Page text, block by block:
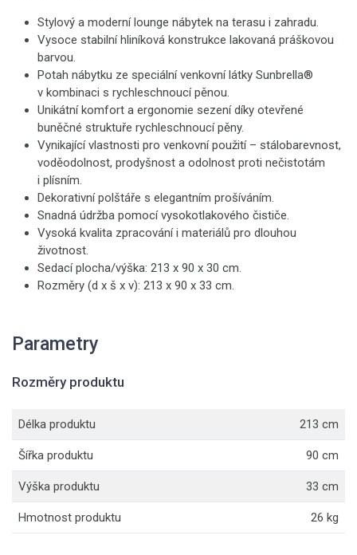
Stylový a moderní lounge nábytek na terasu i zahradu.
Vysoce stabilní hliníková konstrukce lakovaná práškovou
barvou.
Potah nábytku ze speciální venkovní látky Sunbrella®
v kombinaci s rychleschnoucí pěnou.
Unikátní komfort a ergonomie sezení díky otevřené
buněčné struktuře rychleschnoucí pěny.
Vynikající vlastnosti pro venkovní použití – stálobarevnost,
voděodolnost, prodyšnost a odolnost proti nečistotám
i plísním.
Dekorativní polštáře s elegantním prošíváním.
Snadná údržba pomocí vysokotlakového čističe.
Vysoká kvalita zpracování i materiálů pro dlouhou
životnost.
Sedací plocha/výška: 213 x 90 x 30 cm.
Rozměry (d x š x v): 213 x 90 x 33 cm.
Parametry
Rozměry produktu
Délka produktu 213 cm
Šířka produktu 90 cm
Výška produktu 33 cm
Hmotnost produktu 26 kg